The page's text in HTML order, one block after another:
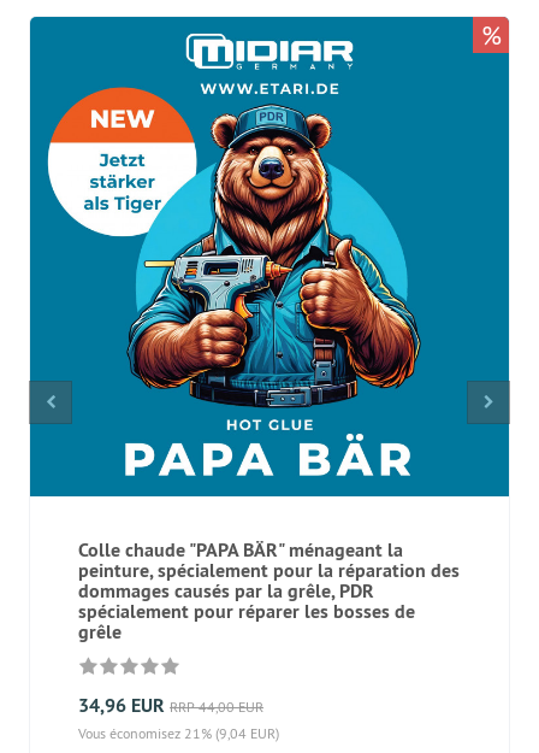
Colle chaude "PAPA BÄR" ménageant la
peinture, spécialement pour la réparation des
dommages causés par la grêle, PDR
spécialement pour réparer les bosses de
grêle
34,96 EUR RRP 44,00 EUR
Vous économisez 21% (9,04 EUR)
%